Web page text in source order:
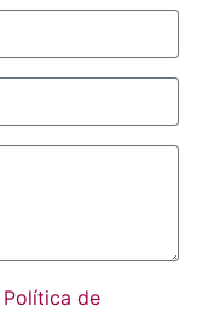
Política de